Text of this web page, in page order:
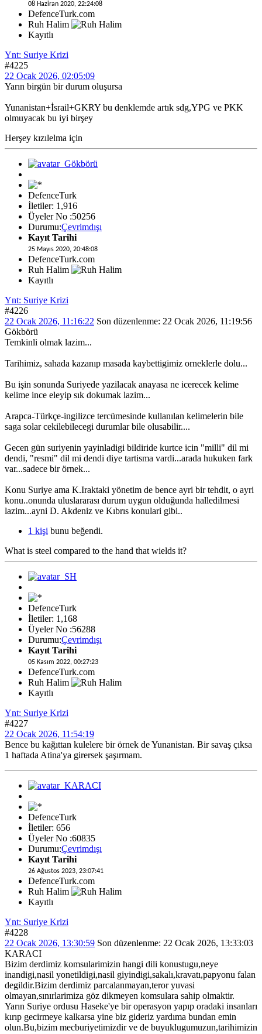
08 Haziran 2020, 22:24:08
DefenceTurk.com
Ruh Halim
Kayıtlı
Ynt: Suriye Krizi
#4225
22 Ocak 2026, 02:05:09
Yarın birgün bir durum oluşursa
Yunanistan+İsrail+GKRY bu denklemde artık sdg,YPG ve PKK
olmuyacak bu iyi birşey
Herşey kızılelma için
DefenceTurk
İletiler: 1,916
Üyeler No :50256
Durumu:Çevrimdışı
Kayıt Tarihi
25 Mayıs 2020, 20:48:08
DefenceTurk.com
Ruh Halim
Kayıtlı
Ynt: Suriye Krizi
#4226
22 Ocak 2026, 11:16:22 Son düzenlenme: 22 Ocak 2026, 11:19:56
Gökbörü
Temkinli olmak lazim...
Tarihimiz, sahada kazanıp masada kaybettigimiz orneklerle dolu...
Bu işin sonunda Suriyede yazilacak anayasa ne icerecek kelime
kelime ince eleyip sık dokumak lazim...
Arapca-Türkçe-ingilizce tercümesinde kullanılan kelimelerin bile
saga solar cekilebilecegi durumlar bile olusabilir....
Gecen gün suriyenin yayinladigi bildiride kurtce icin "milli" dil mi
dendi, "resmi" dil mi dendi diye tartisma vardi...arada hukuken fark
var...sadece bir örnek...
Konu Suriye ama K.Iraktaki yönetim de bence ayri bir tehdit, o ayri
konu..onunda uluslararası durum uygun olduğunda halledilmesi
lazim...ayni D. Akdeniz ve Kıbrıs konulari gibi..
1 kişi bunu beğendi.
What is steel compared to the hand that wields it?
DefenceTurk
İletiler: 1,168
Üyeler No :56288
Durumu:Çevrimdışı
Kayıt Tarihi
05 Kasım 2022, 00:27:23
DefenceTurk.com
Ruh Halim
Kayıtlı
Ynt: Suriye Krizi
#4227
22 Ocak 2026, 11:54:19
Bence bu kağıttan kulelere bir örnek de Yunanistan. Bir savaş çıksa
1 haftada Atina'ya girersek şaşırmam.
DefenceTurk
İletiler: 656
Üyeler No :60835
Durumu:Çevrimdışı
Kayıt Tarihi
26 Ağustos 2023, 23:07:41
DefenceTurk.com
Ruh Halim
Kayıtlı
Ynt: Suriye Krizi
#4228
22 Ocak 2026, 13:30:59 Son düzenlenme: 22 Ocak 2026, 13:33:03
KARACI
Bizim derdimiz komsularimizin hangi dili konustugu,neye
inandigi,nasil yonetildigi,nasil giyindigi,sakalı,kravatı,papyonu falan
degildir.Bizim derdimiz parcalanmayan,teror yuvasi
olmayan,sınırlarimiza göz dikmeyen komsulara sahip olmaktir.
Yarın Suriye ordusu Haseke'ye bir operasyon yapıp oradaki insanları
kırıp gecirmeye kalkarsa yine biz gideriz yardıma bundan emin
olun.Bu,bizim mecburiyetimizdir ve de buyuklugumuzun,tarihimizin